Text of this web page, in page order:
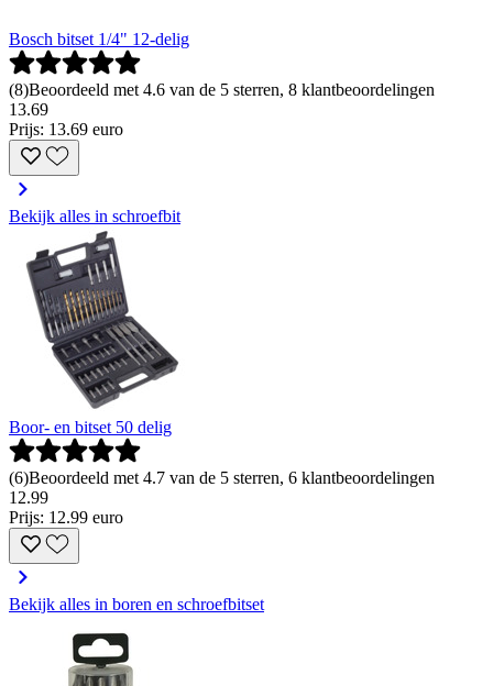
Bosch bitset 1/4" 12-delig
(8)Beoordeeld met 4.6 van de 5 sterren, 8 klantbeoordelingen
13.69
Prijs: 13.69 euro
Bekijk alles in schroefbit
Boor- en bitset 50 delig
(6)Beoordeeld met 4.7 van de 5 sterren, 6 klantbeoordelingen
12.99
Prijs: 12.99 euro
Bekijk alles in boren en schroefbitset